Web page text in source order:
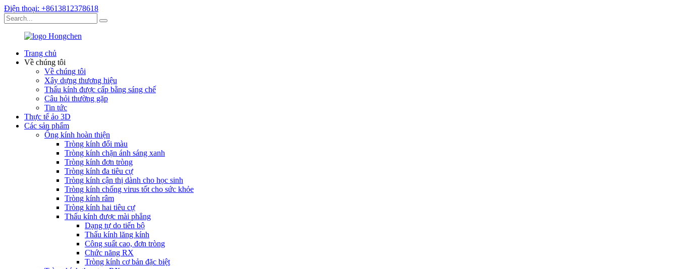
Điện thoại: +8613812378618
Trang chủ
Về chúng tôi
Về chúng tôi
Xây dựng thương hiệu
Thấu kính được cấp bằng sáng chế
Câu hỏi thường gặp
Tin tức
Thực tế ảo 3D
Các sản phẩm
Ống kính hoàn thiện
Tròng kính đổi màu
Tròng kính chặn ánh sáng xanh
Tròng kính đơn tròng
Tròng kính đa tiêu cự
Tròng kính cận thị dành cho học sinh
Tròng kính chống virus tốt cho sức khỏe
Tròng kính râm
Tròng kính hai tiêu cự
Thấu kính được mài phẳng
Dạng tự do tiến bộ
Thấu kính lăng kính
Công suất cao, đơn tròng
Chức năng RX
Tròng kính cơ bản đặc biệt